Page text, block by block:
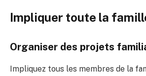
Impliquer toute la
Organiser des projets
Impliquez tous les membres de la